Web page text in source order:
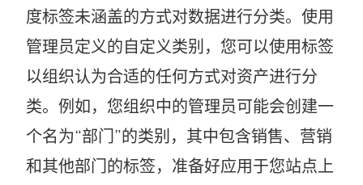
度标签未涵盖的方式对数据进行分类。使用
管理员定义的自定义类别，您可以使用标签
以组织认为合适的任何方式对资产进行分
类。例如，您组织中的管理员可能会创建一
个名为“部门”的类别，其中包含销售、营销
和其他部门的标签，准备好应用于您站点上